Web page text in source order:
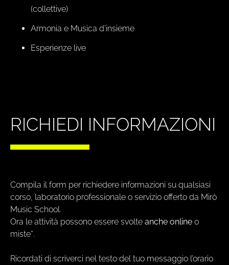
(collettive)
Armonia e Musica d’insieme
Esperienze live
RICHIEDI INFORMAZIONI
Compila il form per richiedere informazioni su qualsiasi
corso, laboratorio professionale o servizio offerto da Mirò
Music School.
Ora le attività possono essere svolte anche online o
miste*.
Ricordati di scriverci nel testo del tuo messaggio l’orario